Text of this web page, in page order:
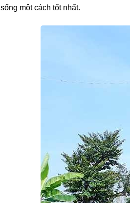
sống một cách tốt nhất.